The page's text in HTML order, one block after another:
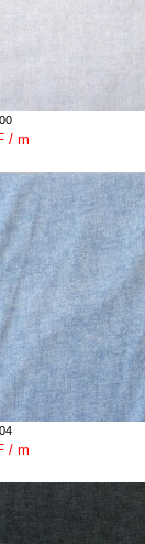
/ m
/ m